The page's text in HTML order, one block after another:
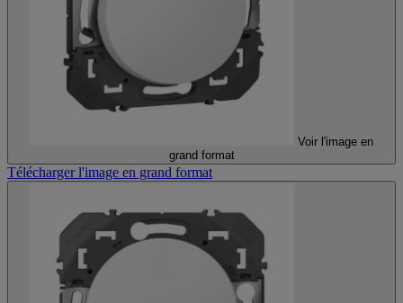
Voir l'image en
grand format
Télécharger l'image en grand format